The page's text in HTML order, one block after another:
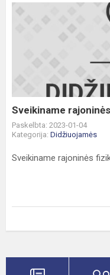
Sveikiname
Sveikiname
Paskelbta: 2023-01-04
Kategorija: Didžiuojamės
Sveikiname rajoninės